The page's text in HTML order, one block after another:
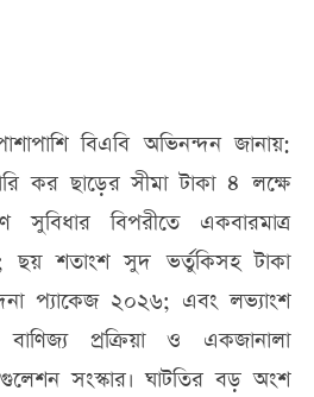
বিএবি অভিনন্দন জানায়:
কর ছাড়ের সীমা টাকা ৪ লক্ষে
বিপরীতে একবারমাত্র
ছয় শতাংশ সুদ ভর্তুকিসহ টাকা
প্যাকেজ ২০২৬; এবং লভ্যাংশ
প্রক্রিয়া ও একজানালা
সংস্কার। ঘাটতির বড় অংশ